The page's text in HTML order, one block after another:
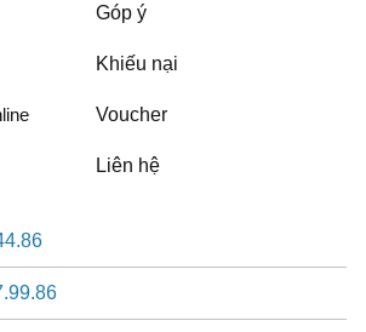
Góp ý
Khiếu nại
Voucher
Liên hệ